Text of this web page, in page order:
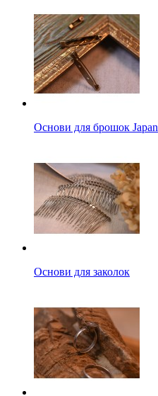
Основи для брошок Japan
Основи для заколок